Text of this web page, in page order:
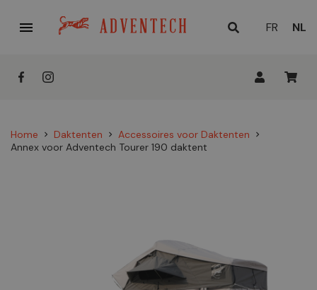
 FR NL
Home chevron_right Daktenten chevron_right Accessoires voor Daktenten chevron_right
Annex voor Adventech Tourer 190 daktent